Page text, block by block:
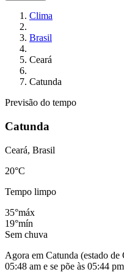
Clima
Brasil
Ceará
Catunda
Previsão do tempo
Catunda
Ceará, Brasil
20°C
Tempo limpo
35°máx
19°mín
Sem chuva
Agora em Catunda (estado
05:48 am e se põe às 05:44